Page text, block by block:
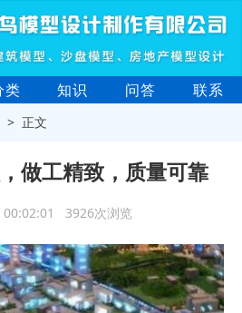
类 知识 问答 联系
> 正文
做工精致，质量可靠
00:02:01 3926次浏览